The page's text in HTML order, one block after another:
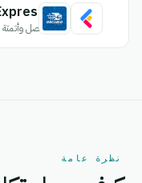
اتصل وأتمتة
نظرة عامة